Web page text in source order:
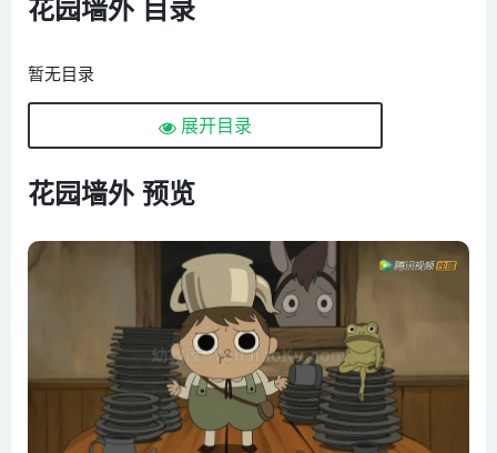
花园墙外 目录
暂无目录
展开目录
花园墙外 预览